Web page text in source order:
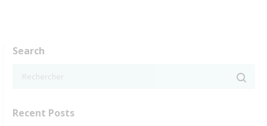
Search
Recent Posts